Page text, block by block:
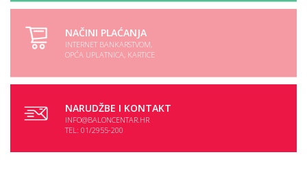
NAČINI PLAĆANJA
INTERNET BANKARSTVOM,
OPĆA UPLATNICA, KARTICE
NARUDŽBE I KONTAKT
INFO@BALONCENTAR.HR
TEL: 01/2955-200